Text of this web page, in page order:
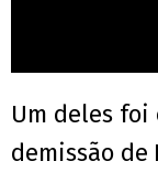
Um deles foi
demissão de